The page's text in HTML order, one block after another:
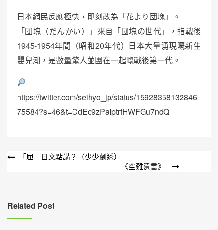
日本網民反應極快，即刻改為「花より団塊」。
「団塊（だんかい）」來自「団塊の世代」，指戰後
1945-1954年間（昭和20年代）日本大量湧現嘅新生
嬰兒潮，是數量驚人並團在一起嘅戰後第一代。
https://twitter.com/seihyo_jp/status/15928358132846
75584?s=46&t=CdEc9zPaIptrfHWFGu7ndQ
文
覽
「屈」日文點講？（少少劇透）
《空難遺書》
Related Post